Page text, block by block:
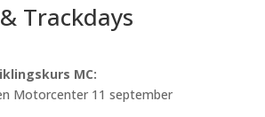
Trackdays
MC:
Motorcenter 11 september